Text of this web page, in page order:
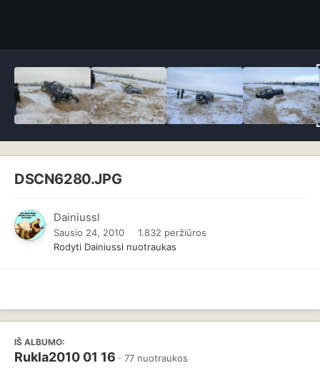
DSCN6280.JPG
Dainiussl
Sausio 24, 2010
1.832 peržiūros
Rodyti Dainiussl nuotraukas
IŠ ALBUMO:
Rukla2010 01 16 · 77 nuotraukos